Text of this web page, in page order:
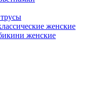
женские
женские